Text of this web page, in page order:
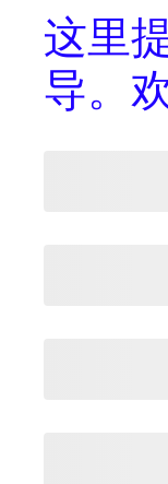
这里
导。